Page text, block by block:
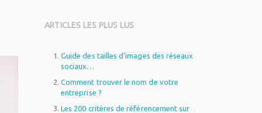
ARTICLES LES PLUS LUS
Guide des tailles d’images des réseaux
sociaux…
Comment trouver le nom de votre
entreprise ?
Les 200 critères de référencement sur